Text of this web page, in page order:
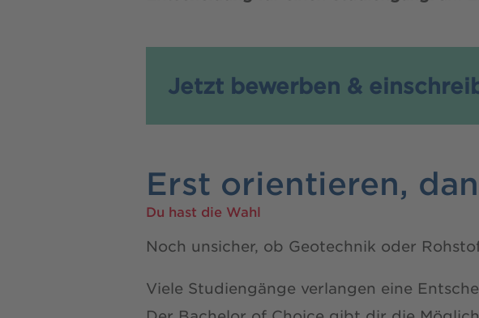
Jetzt bewerben &
Erst orientieren,
Du hast die Wahl
Noch unsicher, ob Geotechnik oder
Viele Studiengänge verlangen eine